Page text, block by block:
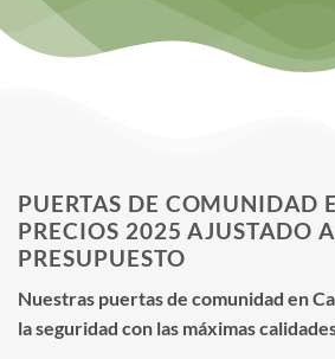
PUERTAS DE COMUNIDAD
PRECIOS 2025 AJUSTADO
PRESUPUESTO
Nuestras puertas de comunidad en
la seguridad con las máximas